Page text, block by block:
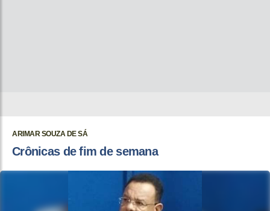
ARIMAR SOUZA DE SÁ
Crônicas de fim de semana